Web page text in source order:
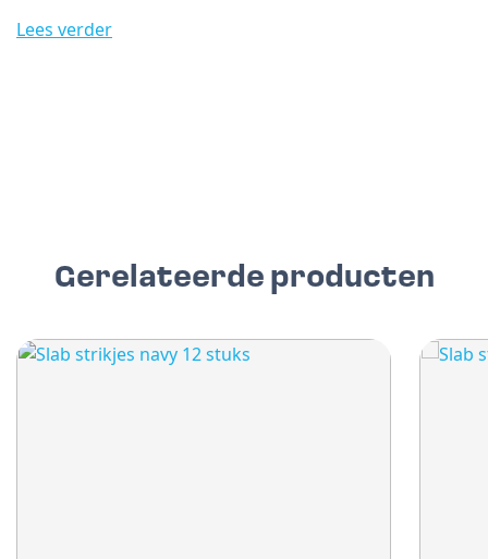
Lees verder
Gerelateerde producten